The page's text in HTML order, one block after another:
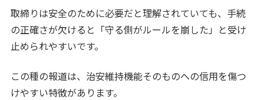
取締りは安全のために必要だと理解されていても、手続
の正確さが欠けると「守る側がルールを崩した」と受け
止められやすいです。
この種の報道は、治安維持機能そのものへの信用を傷つ
けやすい特徴があります。